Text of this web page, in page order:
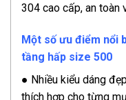
304 cao cấp, an toàn
Một số ưu điểm nổi
tầng hấp size 500
● Nhiều kiểu dáng
thích hợp cho từng